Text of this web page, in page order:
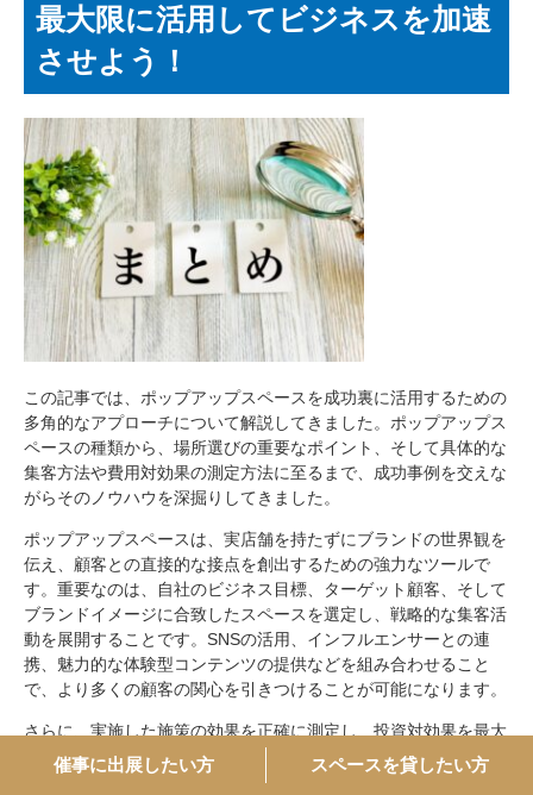
最大限に活用してビジネスを加速
させよう！
この記事では、ポップアップスペースを成功裏に活用するための
多角的なアプローチについて解説してきました。ポップアップス
ペースの種類から、場所選びの重要なポイント、そして具体的な
集客方法や費用対効果の測定方法に至るまで、成功事例を交えな
がらそのノウハウを深掘りしてきました。
ポップアップスペースは、実店舗を持たずにブランドの世界観を
伝え、顧客との直接的な接点を創出するための強力なツールで
す。重要なのは、自社のビジネス目標、ターゲット顧客、そして
ブランドイメージに合致したスペースを選定し、戦略的な集客活
動を展開することです。SNSの活用、インフルエンサーとの連
携、魅力的な体験型コンテンツの提供などを組み合わせること
で、より多くの顧客の関心を引きつけることが可能になります。
さらに、実施した施策の効果を正確に測定し、投資対効果を最大
化するためのKPI設定と分析は不可欠です。成功事例で示された
ように、データに基づいた改善を継続することで、ポップアップ
催事に出展したい方 スペースを貸したい方